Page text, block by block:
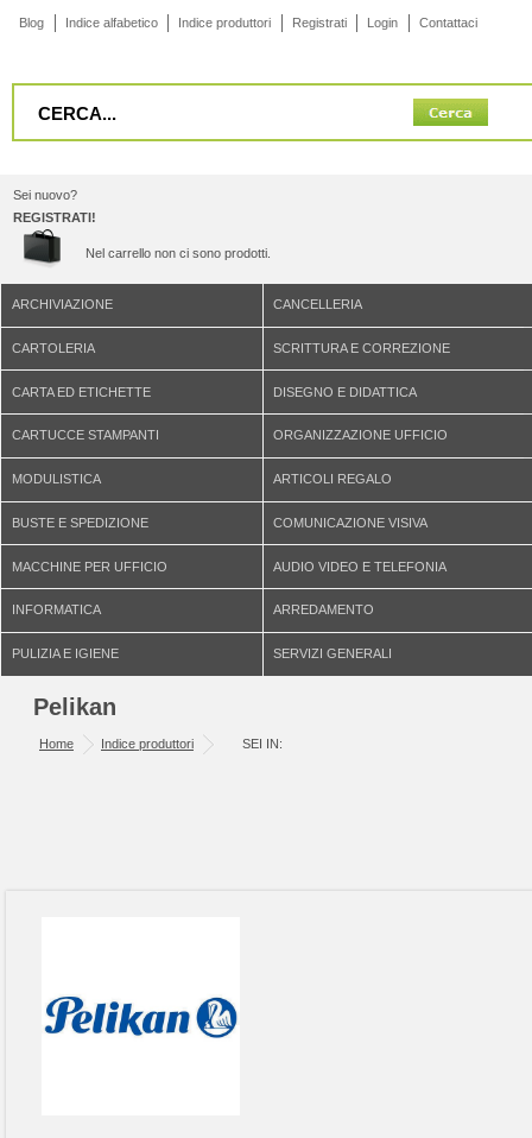
Blog Indice alfabetico Indice produttori Registrati Login Contattaci
Sei nuovo?
REGISTRATI!
Nel carrello non ci sono prodotti.
ARCHIVIAZIONE CANCELLERIA
CARTOLERIA SCRITTURA E CORREZIONE
CARTA ED ETICHETTE DISEGNO E DIDATTICA
CARTUCCE STAMPANTI ORGANIZZAZIONE UFFICIO
MODULISTICA ARTICOLI REGALO
BUSTE E SPEDIZIONE COMUNICAZIONE VISIVA
MACCHINE PER UFFICIO AUDIO VIDEO E TELEFONIA
INFORMATICA ARREDAMENTO
PULIZIA E IGIENE SERVIZI GENERALI
Pelikan
SEI IN:
Home Indice produttori